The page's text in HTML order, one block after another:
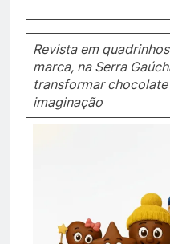
Revista em
marca, na Serra
transformar
imaginação